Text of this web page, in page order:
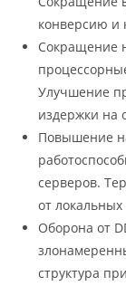
конверсию и
Сокращение
Улучшение
издержки на
Повышение
серверов.
от
Оборона от
структура